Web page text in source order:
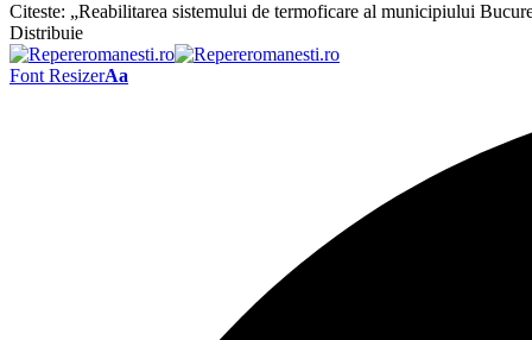
Citeste: „Reabilitarea sistemului de termoficare al municipiului
Distribuie
Font ResizerAa